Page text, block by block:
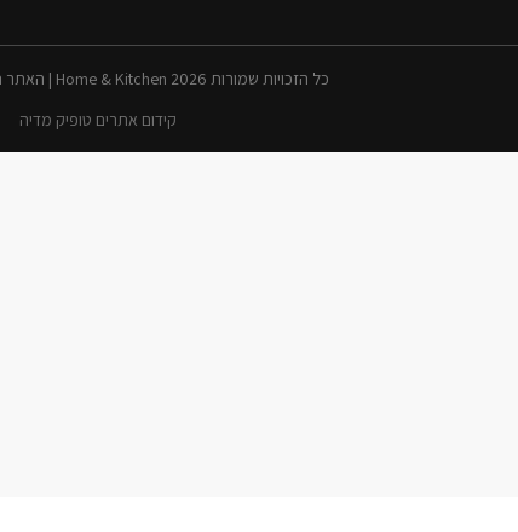
כל הזכויות שמורות 2026 Home & Kitchen | האתר נבנה ע״י לובה קוטליק
קידום אתרים טופיק מדיה